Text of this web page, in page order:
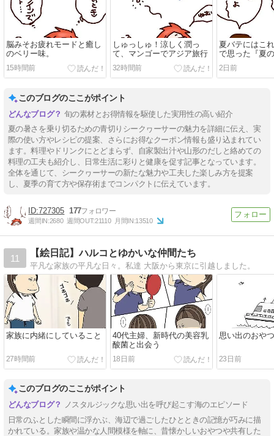
脳みそお疲れモードと癒し
のベリー味。
15時間前
しゅっしゅ！涼しく潤っ
て、マンゴーでアジア旅行
32時間前
夏バテにはこ
で思った『夏
2日前
このブログのここがポイント
旬の素材とお得情報を駆使した実用性の高い紹介
夏の暑さを乗り切るための青切りシークヮーサーの魅力を詳細に伝え、実
際の使い方やレシピの提案、さらにお得なクーポン情報も盛り込まれてい
ます。料理やドリンクにとどまらず、自家製出汁や山形のだしと絡めての
料理の工夫も紹介し、日常生活に彩りと健康を促す記事となっています。
全体を通じて、シークヮーサーの新たな魅力や工夫した楽しみ方を提案
し、夏季の育て方や保存術までコンパクトに伝えています。
727305 177
週間IN:2680 週間OUT:21110 月間IN:13510
11
【絵日記】ハルコとゆかいな仲間たち
平凡な家族の平凡な日々。私達 大阪から東京に引越しました。
家族に内緒にしていること
27時間前
40代主婦、新時代の美容乳
酸菌と出会う
18日前
思い出のおや
23日前
このブログのここがポイント
ノスタルジックな思い出を呼び起こす海のエピソード
日常のふとした瞬間に浮かぶ、海辺で過ごしたひとときの記憶が巧みに描
かれている。家族や温かな人間模様を軸に、昔懐かしいおやつや共有した